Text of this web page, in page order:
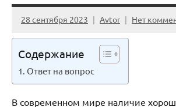
28 сентября 2023 Avtor Нет
Содержание
Ответ на вопрос
В современном мире наличие